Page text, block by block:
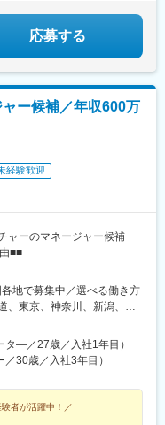
により、医療従事者が患者
献につながります。
期待に応え、感謝される瞬
ことを実感します。
日駅、門真南駅、瑞光四丁
、南巽駅、崇禅寺駅、尼崎
神戸駅、住吉駅(兵庫県・
駅(兵庫県)、舞子公園駅、
吉塚駅、茶山駅(福岡県)、九
応募する
ー候補／年収600万
経験歓迎
ャーのマネージャー候補
■■
地で募集中／選べる働き方
東京、神奈川、新潟、三
海道、青森、岩手、宮城、
群馬、埼玉、千葉、東京、
／岐阜、静岡、愛知、三重
知■九州／福岡、佐賀、長
☆江戸川・川崎・湘南・川
タ―／27歳／入社1年目）
30歳／入社3年目）
者が活躍中！／